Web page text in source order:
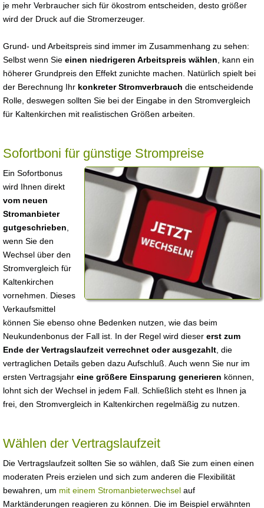
je mehr Verbraucher sich für ökostrom entscheiden, desto größer
wird der Druck auf die Stromerzeuger.
Grund- und Arbeitspreis sind immer im Zusammenhang zu sehen:
Selbst wenn Sie einen niedrigeren Arbeitspreis wählen , kann ein
höherer Grundpreis den Effekt zunichte machen. Natürlich spielt bei
der Berechnung Ihr konkreter Stromverbrauch die entscheidende
Rolle, deswegen sollten Sie bei der Eingabe in den Stromvergleich
für Kaltenkirchen mit realistischen Größen arbeiten.
Sofortboni für günstige Strompreise
Ein Sofortbonus
wird Ihnen direkt
vom neuen
Stromanbieter
gutgeschrieben
wenn Sie den
Wechsel über den
Stromvergleich für
Kaltenkirchen
vornehmen. Dieses
Verkaufsmittel
können Sie ebenso ohne Bedenken nutzen, wie das beim
Neukundenbonus der Fall ist. In der Regel wird dieser erst zum
Ende der Vertragslaufzeit verrechnet oder ausgezahlt , die
vertraglichen Details geben dazu Aufschluß. Auch wenn Sie nur im
ersten Vertragsjahr eine größere Einsparung generieren können,
lohnt sich der Wechsel in jedem Fall. Schließlich steht es Ihnen ja
frei, den Stromvergleich in Kaltenkirchen regelmäßig zu nutzen.
Wählen der Vertragslaufzeit
Die Vertragslaufzeit sollten Sie so wählen, daß Sie zum einen einen
moderaten Preis erzielen und sich zum anderen die Flexibilität
bewahren, um mit einem Stromanbieterwechsel auf
Marktänderungen reagieren zu können. Die im Beispiel erwähnten